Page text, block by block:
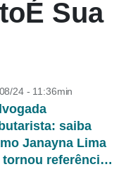
Sua
24 - 11:36min
saiba
Janayna Lima
tornou referência